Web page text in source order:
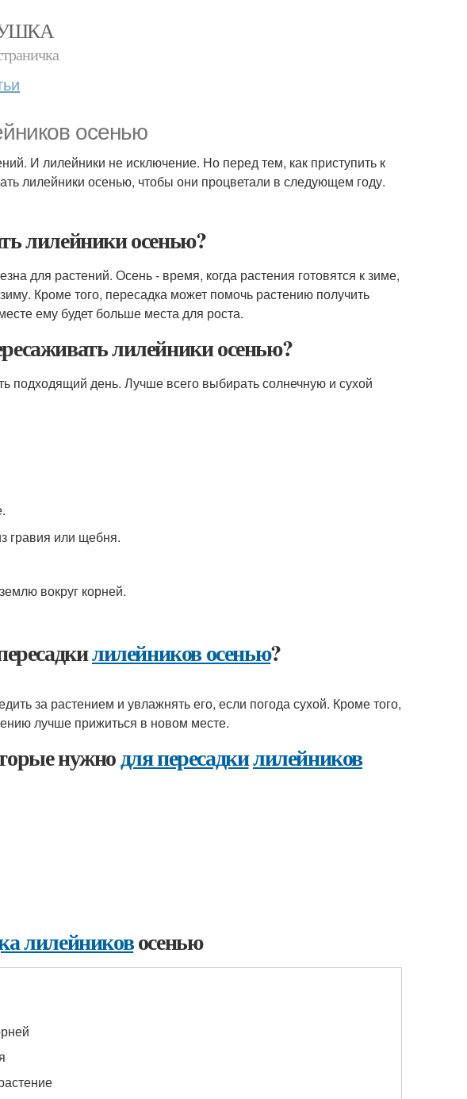
осенью
И лилейники не исключение. Но перед тем, как приступить к
лилейники осенью, чтобы они процветали в следующем году.
лилейники осенью?
для растений. Осень - время, когда растения готовятся к зиме,
Кроме того, пересадка может помочь растению получить
ему будет больше места для роста.
лилейники осенью?
подходящий день. Лучше всего выбирать солнечную и сухой
гравия или щебня.
вокруг корней.
лилейников осенью?
за растением и увлажнять его, если погода сухой. Кроме того,
лучше прижиться в новом месте.
нужнодля пересадкилилейников
лилейниковосенью